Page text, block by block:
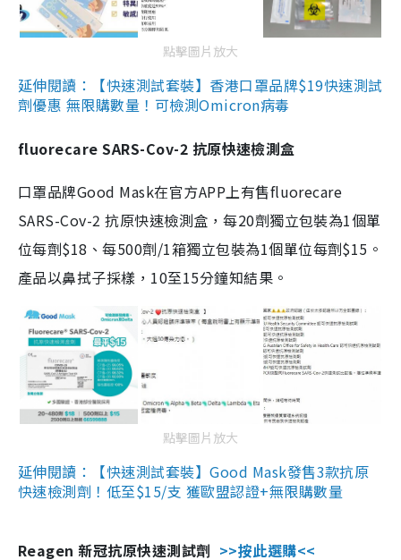
點擊圖片放大
延伸閱讀：【快速測試套裝】香港口罩品牌$19快速測試
劑優惠 無限購數量！可檢測Omicron病毒
fluorecare SARS-Cov-2 抗原快速檢測盒
口罩品牌Good Mask在官方APP上有售fluorecare
SARS-Cov-2 抗原快速檢測盒，每20劑獨立包裝為1個單
位每劑$18、每500劑/1箱獨立包裝為1個單位每劑$15。
產品以鼻拭子採樣，10至15分鐘知結果。
點擊圖片放大
延伸閱讀：【快速測試套裝】Good Mask發售3款抗原
快速檢測劑！低至$15/支 獲歐盟認證+無限購數量
Reagen 新冠抗原快速測試劑 >>按此選購<<